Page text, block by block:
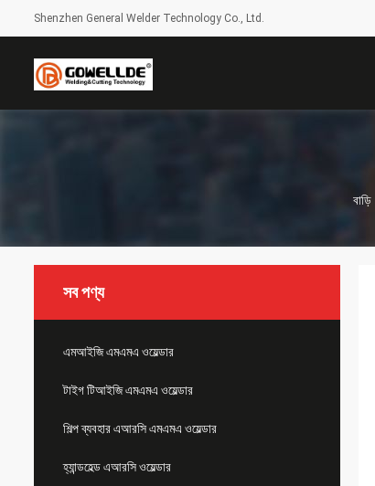
Shenzhen General Welder Technology Co., Ltd.
বাড়ি
সব পণ্য
এমআইজি এমএমএ ওয়েল্ডার
টাইগ টিআইজি এমএমএ ওয়েল্ডার
শিল্প ব্যবহার এআরসি এমএমএ ওয়েল্ডার
হ্যান্ডহেল্ড এআরসি ওয়েল্ডার